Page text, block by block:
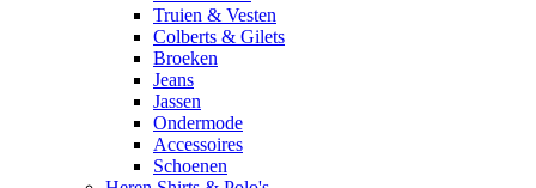
Truien & Vesten
Colberts & Gilets
Broeken
Jeans
Jassen
Ondermode
Accessoires
Schoenen